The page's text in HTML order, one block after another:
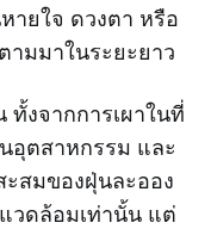
ายใจ ดวงตา หรือ
ามมาในระยะยาว
งจากการเผาในที่
อุตสาหกรรม และ
สมของฝุ่นละออง
วดล้อมเท่านั้น แต่